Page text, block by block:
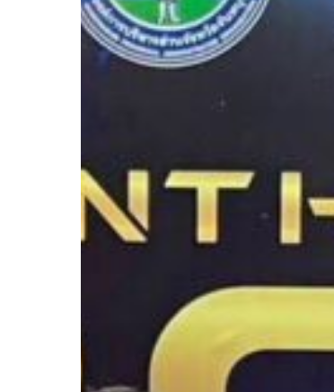
Hit enter to search or ESC to close